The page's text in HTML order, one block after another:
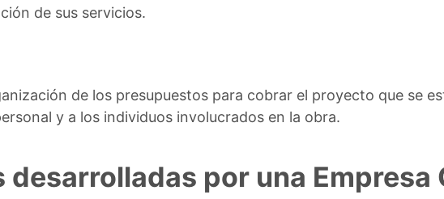
de sus servicios.
de los presupuestos para cobrar el proyecto que se
y a los individuos involucrados en la obra.
por una Empresa